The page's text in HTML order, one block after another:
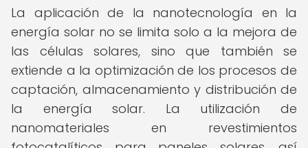
La aplicación de la nanotecnología en la
energía solar no se limita solo a la mejora de
las células solares, sino que también se
extiende a la optimización de los procesos de
captación, almacenamiento y distribución de
la energía solar. La utilización de
nanomateriales en revestimientos